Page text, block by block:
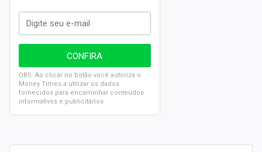
OBS: Ao clicar no botão você autoriza o
Money Times a utilizar os dados
fornecidos para encaminhar conteúdos
informativos e publicitários.